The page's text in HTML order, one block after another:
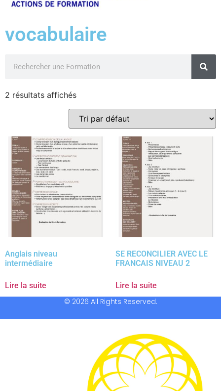
vocabulaire
2 résultats affichés
Anglais niveau
intermédiaire
Lire la suite
SE RECONCILIER AVEC LE
FRANCAIS NIVEAU 2
Lire la suite
© 2026 All Rights Reserved.